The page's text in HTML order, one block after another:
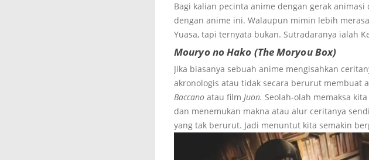
Bagi kalian pecinta anime dengan gerak animasi
dengan anime ini. Walaupun mimin lebih
Yuasa, tapi ternyata bukan. Sutradaranya ialah
Mouryo no Hako (The Moryou Box)
Jika biasanya sebuah anime mengisahkan
akronologis atau tidak secara berurut membuat
Baccano atau film Juon. Seolah-olah memaksa
dan menemukan makna atau alur ceritanya
yang tak berurut. Jadi menuntut kita semakin